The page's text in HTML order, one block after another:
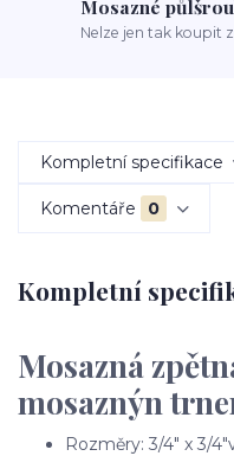
Mosazné
Nelze jen tak koupit
Kompletní specifikace
Komentáře 0
Kompletní
Mosazná
mosaznýn
Rozměry: 3/4" x 3/